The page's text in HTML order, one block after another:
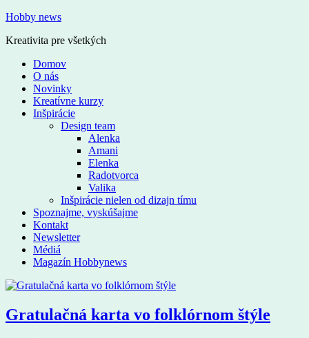
Hobby news
Kreativita pre všetkých
Domov
O nás
Novinky
Kreatívne kurzy
Inšpirácie
Design team
Alenka
Amani
Elenka
Radotvorca
Valika
Inšpirácie nielen od dizajn tímu
Spoznajme, vyskúšajme
Kontakt
Newsletter
Médiá
Magazín Hobbynews
Gratulačná karta vo folklórnom štýle